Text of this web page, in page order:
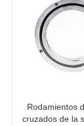
Rodamientos
cruzados de la